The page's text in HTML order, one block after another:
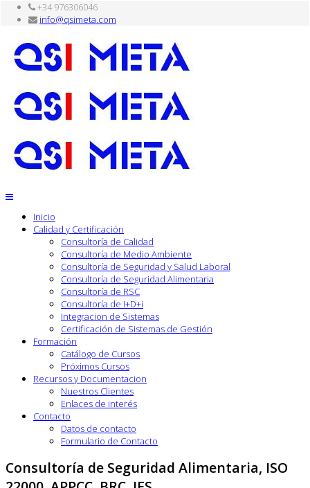
+34 976306046
info@qsimeta.com
Inicio
Calidad y Certificación
Consultoría de Calidad
Consultoría de Medio Ambiente
Consultoría de Seguridad y Salud Laboral
Consultoría de Seguridad Alimentaria
Consultoría de RSC
Consultoría de I+D+i
Integracion de Sistemas
Certificación de Sistemas de Gestión
Formación
Catálogo de Cursos
Próximos Cursos
Recursos y Documentacion
Nuestros Clientes
Enlaces de interés
Contacto
Datos de contacto
Formulario de Contacto
Consultoría de Seguridad Alimentaria, ISO